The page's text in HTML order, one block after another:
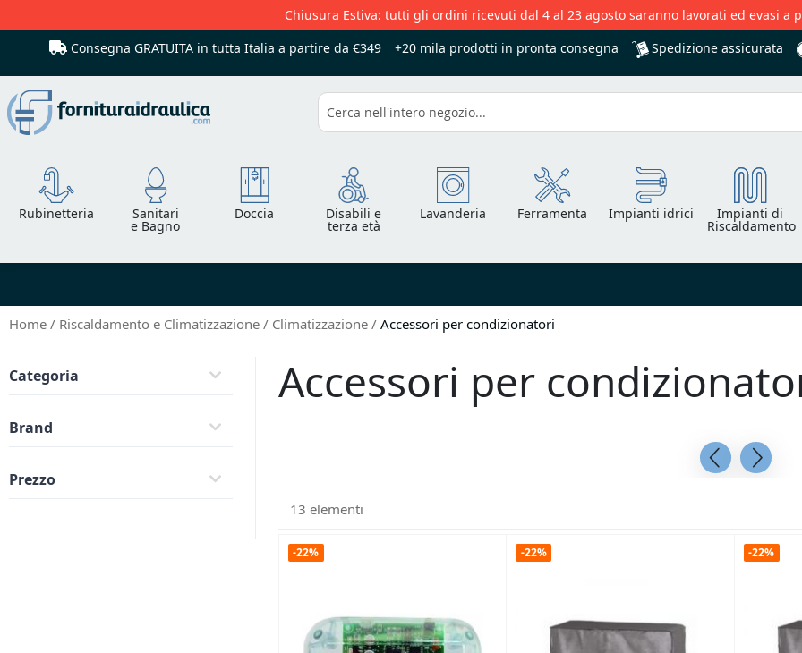
Chiusura Estiva: tutti gli ordini ricevuti dal 4 al 23 agosto saranno lavorati ed evasi a
Consegna GRATUITA in tutta Italia a partire da €349 +20 mila prodotti in pronta consegna Spedizione assicurata
Cerca
Rubinetteria Sanitari
e Bagno
Doccia Disabili e
terza età
Lavanderia Ferramenta Impianti idrici Impianti di
Riscaldamento
Home Riscaldamento e Climatizzazione Climatizzazione Accessori per condizionatori
Accessori per
13 elementi
-22% -22% -22%
Categoria
Brand
Prezzo